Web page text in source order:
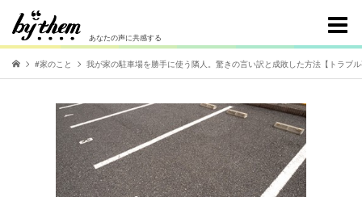
あなたの声に共感する
#家のこと 我が家の駐車場を勝手に使う隣人。驚きの言い訳と成敗した方法【トラブ